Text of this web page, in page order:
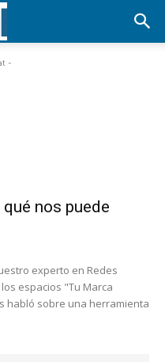
-
nos puede
experto en Redes
espacios "Tu Marca
habló sobre una herramienta